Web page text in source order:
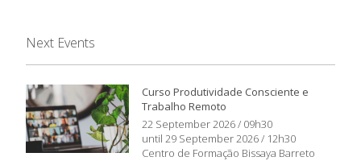
Next Events
Curso Produtividade Consciente e
Trabalho Remoto
22 September 2026 / 09h30
until 29 September 2026 / 12h30
Centro de Formação Bissaya Barreto